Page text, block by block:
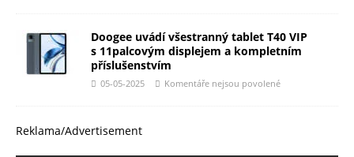
Doogee uvádí všestranný tablet T40 VIP
s 11palcovým displejem a kompletním
příslušenstvím
05-05-2025 Komentáře nejsou povolené
Reklama/Advertisement